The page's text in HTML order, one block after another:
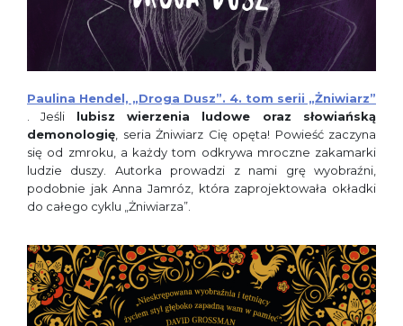
Paulina Hendel, „Droga Dusz”. 4. tom serii „Żniwiarz”
. Jeśli lubisz wierzenia ludowe oraz słowiańską
demonologię , seria Żniwiarz Cię opęta! Powieść zaczyna
się od zmroku, a każdy tom odkrywa mroczne zakamarki
ludzie duszy. Autorka prowadzi z nami grę wyobraźni,
podobnie jak Anna Jamróz, która zaprojektowała okładki
do całego cyklu „Żniwiarza”.